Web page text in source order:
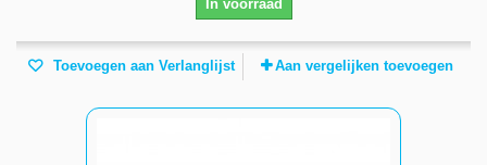
In voorraad
Toevoegen aan Verlanglijst Aan vergelijken toevoegen